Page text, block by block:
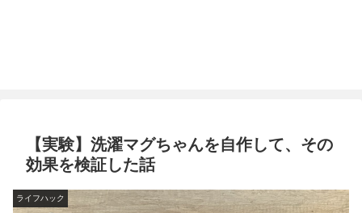
【実験】洗濯マグちゃんを自作して、その
効果を検証した話
ライフハック